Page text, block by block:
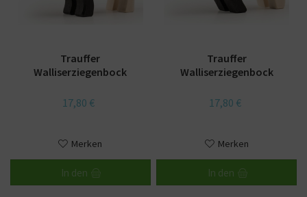
Trauffer
Walliserziegenbock
17,80 €
Merken
In den
Trauffer
Walliserziegenbock
17,80 €
Merken
In den